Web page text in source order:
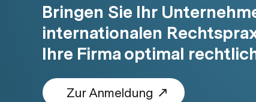
Bringen Sie Ihr
internationalen
Ihre Firma optimal
Zur Anmeldung